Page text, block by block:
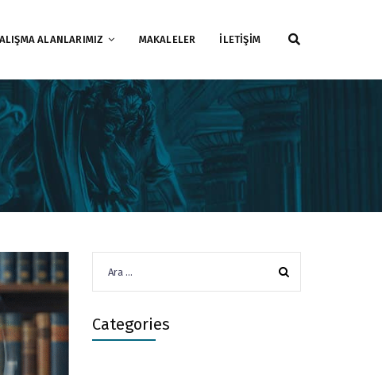
ALANLARIMIZ MAKALELER İLETİŞİM
Categories